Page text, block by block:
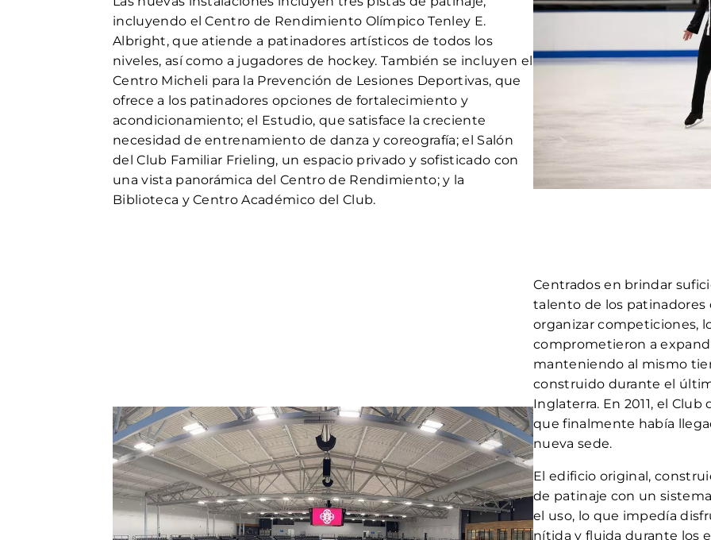
incluyendo el Centro de Rendimiento Olímpico Tenley E.
Albright, que atiende a patinadores artísticos de todos los
niveles, así como a jugadores de hockey. También se incluyen el
Centro Micheli para la Prevención de Lesiones Deportivas, que
ofrece a los patinadores opciones de fortalecimiento y
acondicionamiento; el Estudio, que satisface la creciente
necesidad de entrenamiento de danza y coreografía; el Salón
del Club Familiar Frieling, un espacio privado y sofisticado con
una vista panorámica del Centro de Rendimiento; y la
Biblioteca y Centro Académico del Club.
Centrados en brindar
talento de los
organizar competiciones,
comprometieron a
manteniendo al mismo
construido durante el
Inglaterra. En 2011, el
que finalmente había
nueva sede.
El edificio original,
de patinaje con un
el uso, lo que impedía
nítida y fluida durante los